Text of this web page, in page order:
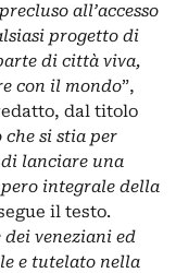
all’accesso
progetto di
di città viva,
con il mondo”,
dal titolo
che si stia per
di lanciare una
integrale della
il testo.
veneziani ed
e tutelato nella